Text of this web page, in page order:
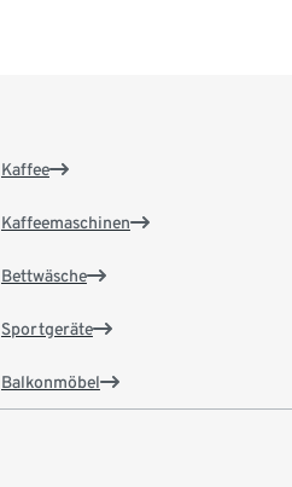
Kaffee
Kaffeemaschinen
Bettwäsche
Sportgeräte
Balkonmöbel